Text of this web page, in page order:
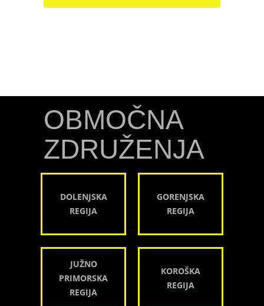
OBMOČNA
ZDRUŽENJA
DOLENJSKA
REGIJA
GORENJSKA
REGIJA
JUŽNO
PRIMORSKA
REGIJA
KOROŠKA
REGIJA